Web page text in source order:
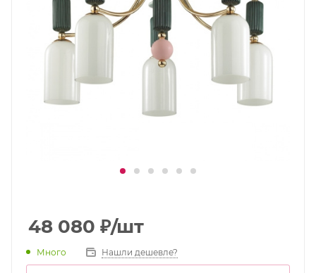
48 080 ₽/шт
Много Нашли дешевле?